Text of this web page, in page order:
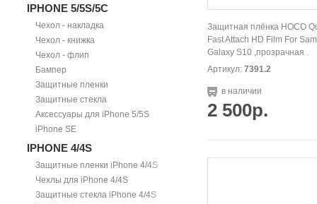
IPHONE 5/5S/5С
Чехол - накладка
Чехол - книжка
Чехол - флип
Бампер
Защитные пленки
Защитные стекла
Аксессуары для iPhone 5/5S
iPhone SE
IPHONE 4/4S
Защитные пленки iPhone 4/4S
Чехлы для iPhone 4/4S
Защитные стекла iPhone 4/4S
Защитная плёнка HOCO
Fast Attach HD Film For
Galaxy S10 ,прозрачная .
Артикул: 7391.2
в наличии
2 500р.